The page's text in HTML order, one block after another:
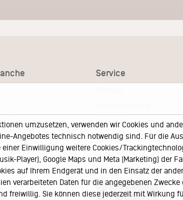
– Festivals
– Festivals
Service
FAQ / Hilfe
Ticketshop Hamburg
Callback-Service
Ticketservice
umzusetzen, verwenden wir Cookies und
Angebotes technisch notwendig sind. Für die
Einwilligung weitere Cookies/
Player), Google Maps und Meta (Marketing) der
auf Ihrem Endgerät und in den Einsatz der
verarbeiteten Daten für die angegebenen
freiwillig. Sie können diese jederzeit mit Wirkung